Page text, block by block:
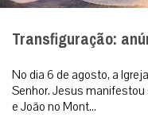
Transfiguração:
No dia 6 de agosto, a
Senhor. Jesus manifestou
e João no Mont...